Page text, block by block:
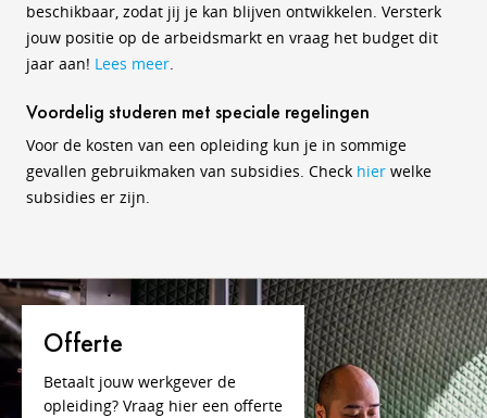
beschikbaar, zodat jij je kan blijven ontwikkelen. Versterk
jouw positie op de arbeidsmarkt en vraag het budget dit
jaar aan! Lees meer.
Voordelig studeren met speciale regelingen
Voor de kosten van een opleiding kun je in sommige
gevallen gebruikmaken van subsidies. Check hier welke
subsidies er zijn.
Offerte
Betaalt jouw werkgever de
opleiding? Vraag hier een offerte